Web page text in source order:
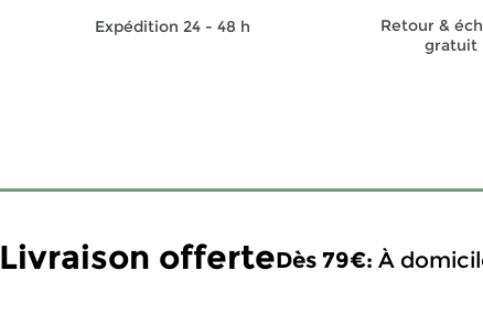
Expédition 24 - 48 h
Retour &
gratuit
Livraison offerteDès 79€: À